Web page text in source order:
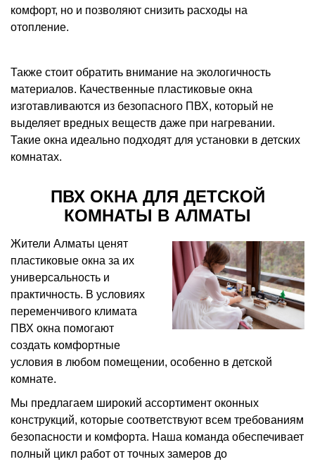
комфорт, но и позволяют снизить расходы на
отопление.
Также стоит обратить внимание на экологичность
материалов. Качественные пластиковые окна
изготавливаются из безопасного ПВХ, который не
выделяет вредных веществ даже при нагревании.
Такие окна идеально подходят для установки в детских
комнатах.
ПВХ ОКНА ДЛЯ ДЕТСКОЙ
КОМНАТЫ В АЛМАТЫ
Жители Алматы ценят
пластиковые окна за их
универсальность и
практичность. В условиях
переменчивого климата
ПВХ окна помогают
создать комфортные
условия в любом помещении, особенно в детской
комнате.
Мы предлагаем широкий ассортимент оконных
конструкций, которые соответствуют всем требованиям
безопасности и комфорта. Наша команда обеспечивает
полный цикл работ от точных замеров до